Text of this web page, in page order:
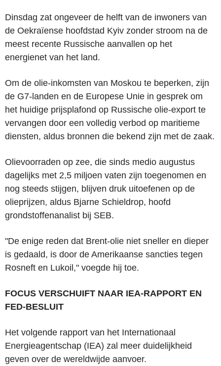
Dinsdag zat ongeveer de helft van de inwoners van
de Oekraïense hoofdstad Kyiv zonder stroom na de
meest recente Russische aanvallen op het
energienet van het land.
Om de olie-inkomsten van Moskou te beperken, zijn
de G7-landen en de Europese Unie in gesprek om
het huidige prijsplafond op Russische olie-export te
vervangen door een volledig verbod op maritieme
diensten, aldus bronnen die bekend zijn met de zaak.
Olievoorraden op zee, die sinds medio augustus
dagelijks met 2,5 miljoen vaten zijn toegenomen en
nog steeds stijgen, blijven druk uitoefenen op de
olieprijzen, aldus Bjarne Schieldrop, hoofd
grondstoffenanalist bij SEB.
"De enige reden dat Brent-olie niet sneller en dieper
is gedaald, is door de Amerikaanse sancties tegen
Rosneft en Lukoil," voegde hij toe.
FOCUS VERSCHUIFT NAAR IEA-RAPPORT EN
FED-BESLUIT
Het volgende rapport van het Internationaal
Energieagentschap (IEA) zal meer duidelijkheid
geven over de wereldwijde aanvoer.